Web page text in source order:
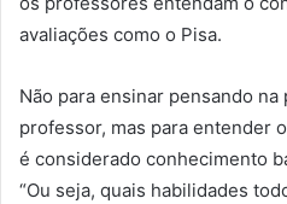
avaliações como o Pisa.
Não para ensinar pensando na
professor, mas para entender
é considerado conhecimento
“Ou seja, quais habilidades